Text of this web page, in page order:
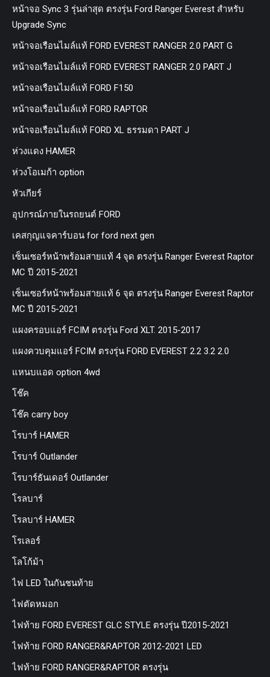
หน้าจอ Sync 3 รุ่นล่าสุด ตรงรุ่น Ford Ranger Everest สำหรับ
Upgrade Sync
หน้าจอเรือนไมล์แท้ FORD EVEREST RANGER 2.0 PART G
หน้าจอเรือนไมล์แท้ FORD EVEREST RANGER 2.0 PART J
หน้าจอเรือนไมล์แท้ FORD F150
หน้าจอเรือนไมล์แท้ FORD RAPTOR
หน้าจอเรือนไมล์แท้ FORD XL ธรรมดา PART J
ห่วงแดง HAMER
ห่วงโอเมก้า option
หัวเกียร์
อุปกรณ์ภายในรถยนต์ FORD
เคสกุญแจคาร์บอน for ford next gen
เซ็นเซอร์หน้าพร้อมสายแท้ 4 จุด ตรงรุ่น Ranger Everest Raptor
MC ปี 2015-2021
เซ็นเซอร์หน้าพร้อมสายแท้ 6 จุด ตรงรุ่น Ranger Everest Raptor
MC ปี 2015-2021
แผงครอบแอร์ FCIM ตรงรุ่น Ford XLT. 2015-2017
แผงควบคุมแอร์ FCIM ตรงรุ่น FORD EVEREST 2.2 3.2 2.0
แหนบแอด option 4wd
โช๊ค
โช๊ค carry boy
โรบาร์ HAMER
โรบาร์ Outlander
โรบาร์ธันเดอร์ Outlander
โรลบาร์
โรลบาร์ HAMER
โรเลอร์
โลโก้ม้า
ไฟ LED ในกันชนท้าย
ไฟตัดหมอก
ไฟท้าย FORD EVEREST GLC STYLE ตรงรุ่น ปี2015-2021
ไฟท้าย FORD RANGER&RAPTOR 2012-2021 LED
ไฟท้าย FORD RANGER&RAPTOR ตรงรุ่น